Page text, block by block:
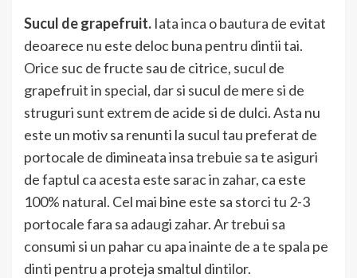
Sucul de grapefruit. Iata inca o bautura de evitat
deoarece nu este deloc buna pentru dintii tai.
Orice suc de fructe sau de citrice, sucul de
grapefruit in special, dar si sucul de mere si de
struguri sunt extrem de acide si de dulci. Asta nu
este un motiv sa renunti la sucul tau preferat de
portocale de dimineata insa trebuie sa te asiguri
de faptul ca acesta este sarac in zahar, ca este
100% natural. Cel mai bine este sa storci tu 2-3
portocale fara sa adaugi zahar. Ar trebui sa
consumi si un pahar cu apa inainte de a te spala pe
dinti pentru a proteja smaltul dintilor.